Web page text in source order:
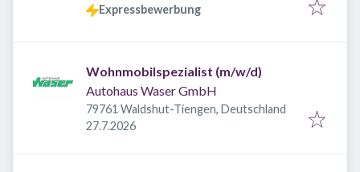
Expressbewerbung
Wohnmobilspezialist (m/w/d)
Autohaus Waser GmbH
79761 Waldshut-Tiengen, Deutschland
Veröffentlicht
27.7.2026